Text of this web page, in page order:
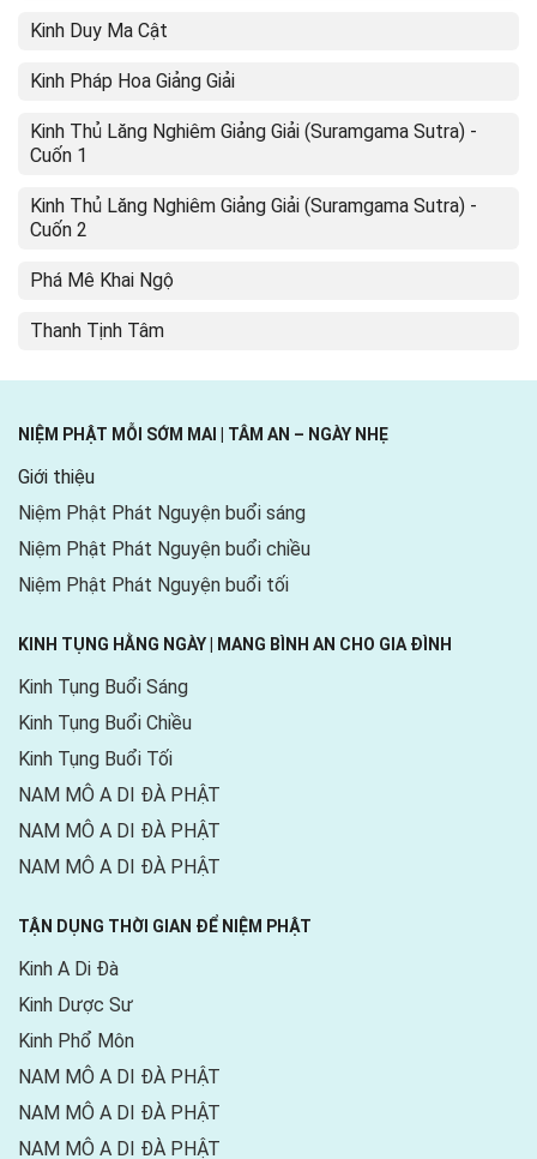
Kinh Duy Ma Cật
Kinh Pháp Hoa Giảng Giải
Kinh Thủ Lăng Nghiêm Giảng Giải (Suramgama Sutra) -
Cuốn 1
Kinh Thủ Lăng Nghiêm Giảng Giải (Suramgama Sutra) -
Cuốn 2
Phá Mê Khai Ngộ
Thanh Tịnh Tâm
NIỆM PHẬT MỖI SỚM MAI | TÂM AN – NGÀY NHẸ
Giới thiệu
Niệm Phật Phát Nguyện buổi sáng
Niệm Phật Phát Nguyện buổi chiều
Niệm Phật Phát Nguyện buổi tối
KINH TỤNG HẰNG NGÀY | MANG BÌNH AN CHO GIA ĐÌNH
Kinh Tụng Buổi Sáng
Kinh Tụng Buổi Chiều
Kinh Tụng Buổi Tối
NAM MÔ A DI ĐÀ PHẬT
NAM MÔ A DI ĐÀ PHẬT
NAM MÔ A DI ĐÀ PHẬT
TẬN DỤNG THỜI GIAN ĐỂ NIỆM PHẬT
Kinh A Di Đà
Kinh Dược Sư
Kinh Phổ Môn
NAM MÔ A DI ĐÀ PHẬT
NAM MÔ A DI ĐÀ PHẬT
NAM MÔ A DI ĐÀ PHẬT